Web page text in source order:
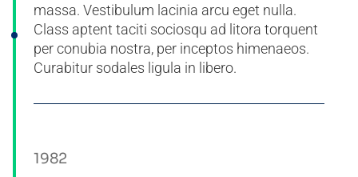
massa. Vestibulum lacinia arcu eget nulla.
Class aptent taciti sociosqu ad litora torquent
per conubia nostra, per inceptos himenaeos.
Curabitur sodales ligula in libero.
1982